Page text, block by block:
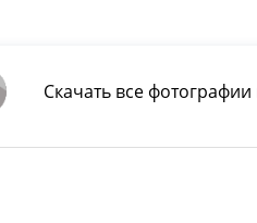
Скачать все фотографии